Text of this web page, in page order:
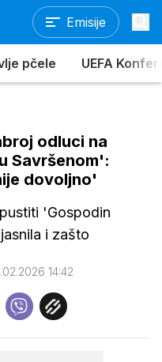
Emisije
pčele UEFA
odluci na
Savršenom':
dovoljno'
'Gospodin
i zašto
14:42